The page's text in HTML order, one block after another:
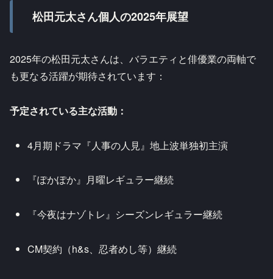
松田元太さん個人の2025年展望
2025年の松田元太さんは、バラエティと俳優業の両軸で
も更なる活躍が期待されています：
予定されている主な活動：
4月期ドラマ『人事の人見』地上波単独初主演
『ぽかぽか』月曜レギュラー継続
『今夜はナゾトレ』シーズンレギュラー継続
CM契約（h&s、忍者めし等）継続